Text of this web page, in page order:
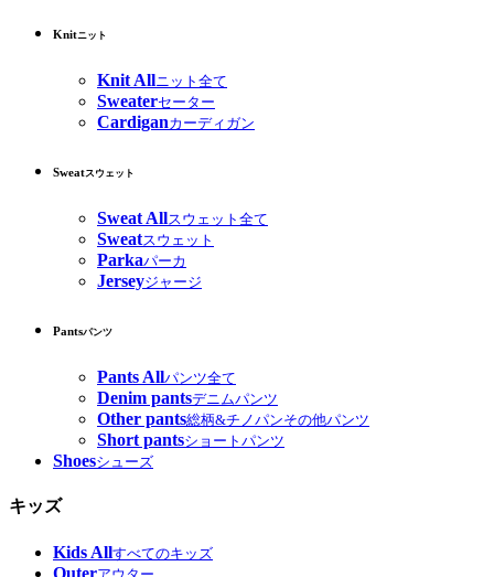
Knitニット
Knit Allニット全て
Sweaterセーター
Cardiganカーディガン
Sweatスウェット
Sweat Allスウェット全て
Sweatスウェット
Parkaパーカ
Jerseyジャージ
Pantsパンツ
Pants Allパンツ全て
Denim pantsデニムパンツ
Other pants総柄&チノパンその他パンツ
Short pantsショートパンツ
Shoesシューズ
キッズ
Kids Allすべてのキッズ
Outer